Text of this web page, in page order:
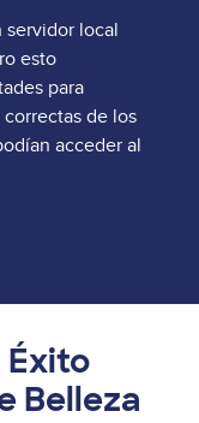
servidor local
esto
para
de los
acceder al
Éxito
Belleza